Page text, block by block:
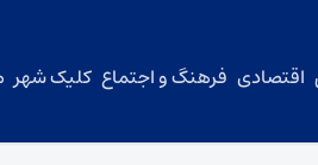
اقتصادی فرهنگ و اجتماع کلیک شهر